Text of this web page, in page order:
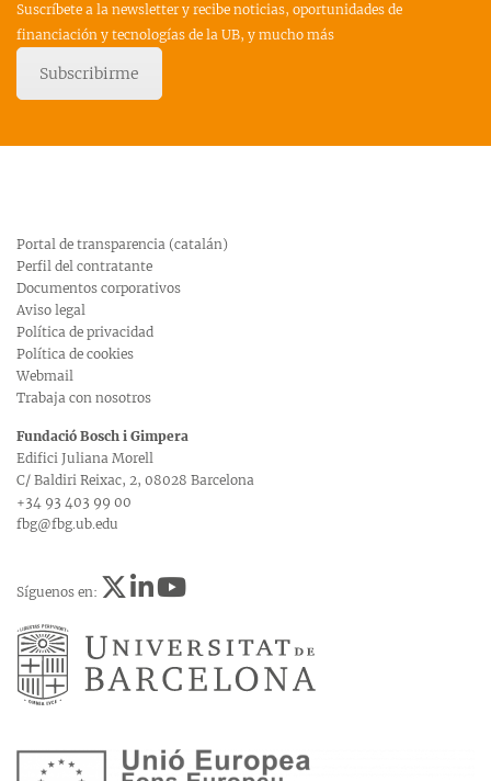
Suscríbete a la newsletter y recibe noticias, oportunidades de
financiación y tecnologías de la UB, y mucho más
Subscribirme
Portal de transparencia (catalán)
Perfil del contratante
Documentos corporativos
Aviso legal
Política de privacidad
Política de cookies
Webmail
Trabaja con nosotros
Fundació Bosch i Gimpera
Edifici Juliana Morell
C/ Baldiri Reixac, 2, 08028 Barcelona
+34 93 403 99 00
fbg@fbg.ub.edu
Síguenos en: